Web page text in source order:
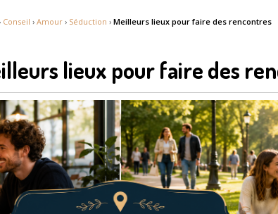
Conseil › Amour› Séduction › Meilleurs lieux pour faire des rencontres
lieux pour faire des